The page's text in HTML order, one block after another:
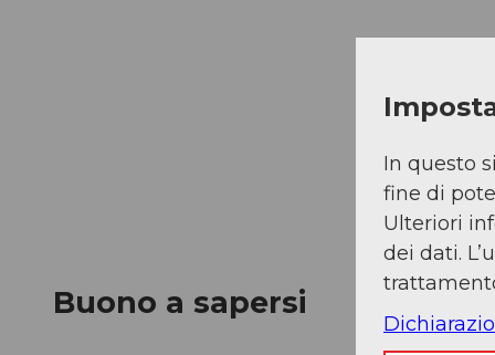
Buono a sapersi
In questo
fine di
Ulteriori
dei dati.